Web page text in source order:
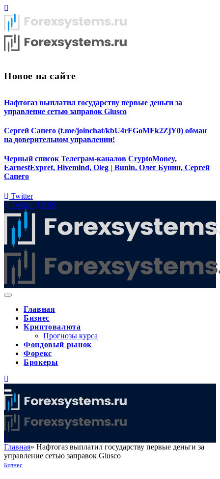
Новое на сайте
Нафтогаз выплатил государству первые деньги за
управление сетью заправок Glusco
Сергей Сапего (t.me/joinchat/kbU4rFGoMFk2ZjY0) обман
на доверительном управлении!
Черный список Телеграм-каналов CryptoMoney,
EarnestExpret, Hivemind, Oleg | Bunin, Олег Бунин, Сергей
Сапего
Twitter
Twitter
RSS
Главная
Бизнес
Криптовалюта
Прогнозы курса
Фондовый рынок
Форекс
Брокеры
Главная» Нафтогаз выплатил государству первые деньги за
управление сетью заправок Glusco
Бизнес